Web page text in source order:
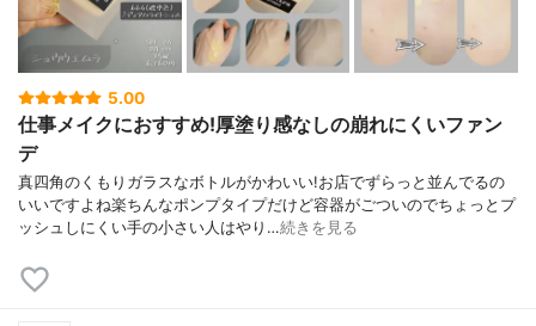
5.00
仕事メイクにおすすめ!厚塗り感なしの崩れにくいファン
デ
真四角のくもりガラスなボトルがかわいい!お店でずらっと並んでるの
いいですよね楽ちんなポンプタイプだけど容器がごついのでちょっとプ
ッシュしにくい手の小さい人はやり…続きを見る